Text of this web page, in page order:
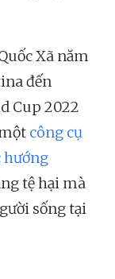
Xã năm
đến
Cup 2022
công cụ
hướng
tệ hại mà
sống tại